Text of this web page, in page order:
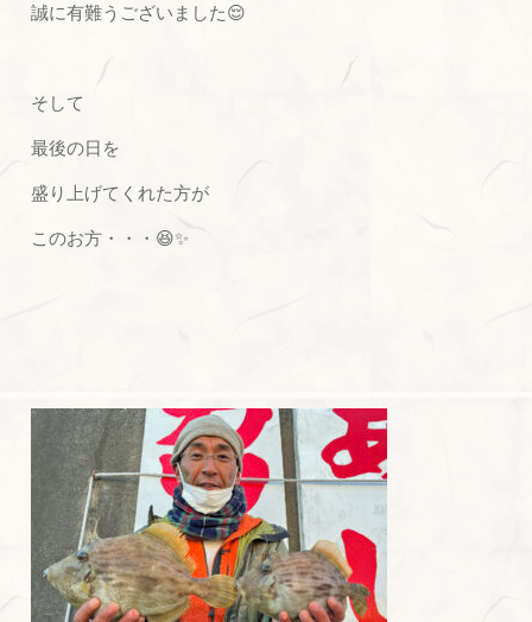
誠に有難うございました😌
そして
最後の日を
盛り上げてくれた方が
このお方・・・😆✨